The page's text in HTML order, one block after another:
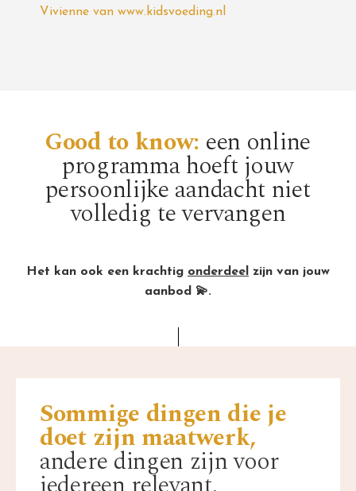
Vivienne van www.kidsvoeding.nl
Good to know: een online
programma hoeft jouw
persoonlijke aandacht niet
volledig te vervangen
Het kan ook een krachtig onderdeel zijn van jouw
aanbod 💫.
Sommige dingen die je
doet zijn maatwerk,
andere dingen zijn voor